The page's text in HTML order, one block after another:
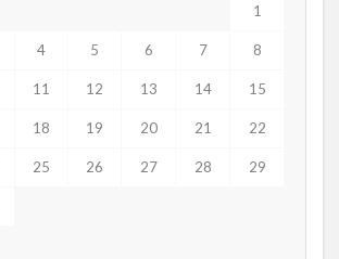
1
4 5 6 7 8
11 12 13 14 15
18 19 20 21 22
25 26 27 28 29